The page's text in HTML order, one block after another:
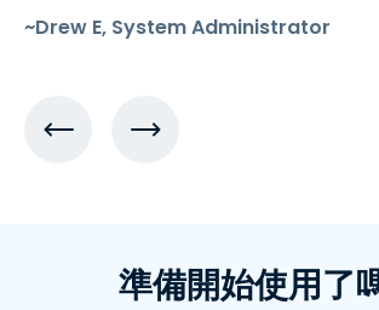
~Drew E, System Administrator
準備開始使用了